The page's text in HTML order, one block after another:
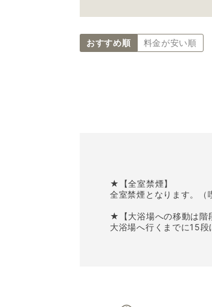
おすすめ順 料金が安い順
★【全室禁煙】
全室禁煙となります。（
★【大浴場への移動は階
大浴場へ行くまでに15段